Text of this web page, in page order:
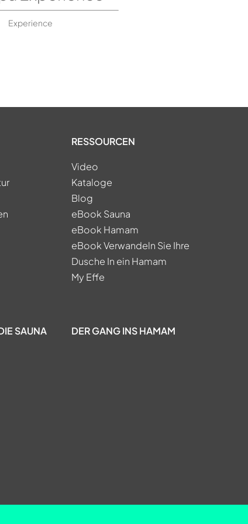
Experience
RESSOURCEN
Video
Kataloge
Blog
eBook Sauna
eBook Hamam
eBook Verwandeln Sie Ihre
Dusche In ein Hamam
My Effe
SAUNA DER GANG INS HAMAM